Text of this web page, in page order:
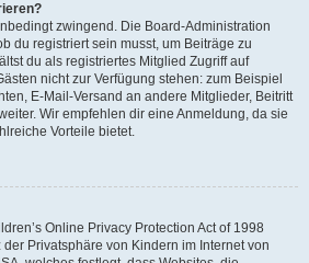
zwingend. Die Board-Administration
du registriert sein musst, um Beiträge zu
du als registriertes Mitglied Zugriff auf
nicht zur Verfügung stehen: zum Beispiel
E-Mail-Versand an andere Mitglieder, Beitritt
Wir empfehlen dir eine Anmeldung, da sie
Vorteile bietet.
Online Privacy Protection Act of 1998
Privatsphäre von Kindern im Internet von